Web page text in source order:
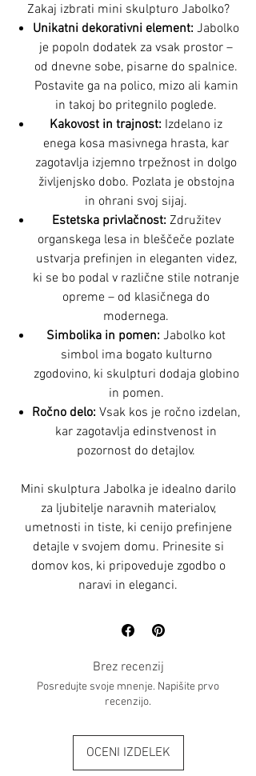
Zakaj izbrati mini skulpturo Jabolko?
Unikatni dekorativni element: Jabolko
je popoln dodatek za vsak prostor –
od dnevne sobe, pisarne do spalnice.
Postavite ga na polico, mizo ali kamin
in takoj bo pritegnilo poglede.
Kakovost in trajnost: Izdelano iz
enega kosa masivnega hrasta, kar
zagotavlja izjemno trpežnost in dolgo
življenjsko dobo. Pozlata je obstojna
in ohrani svoj sijaj.
Estetska privlačnost: Združitev
organskega lesa in bleščeče pozlate
ustvarja prefinjen in eleganten videz,
ki se bo podal v različne stile notranje
opreme – od klasičnega do
modernega.
Simbolika in pomen: Jabolko kot
simbol ima bogato kulturno
zgodovino, ki skulpturi dodaja globino
in pomen.
Ročno delo: Vsak kos je ročno izdelan,
kar zagotavlja edinstvenost in
pozornost do detajlov.
Mini skulptura Jabolka je idealno darilo
za ljubitelje naravnih materialov,
umetnosti in tiste, ki cenijo prefinjene
detajle v svojem domu. Prinesite si
domov kos, ki pripoveduje zgodbo o
naravi in eleganci.
Brez recenzij
Posredujte svoje mnenje. Napišite prvo
recenzijo.
OCENI IZDELEK